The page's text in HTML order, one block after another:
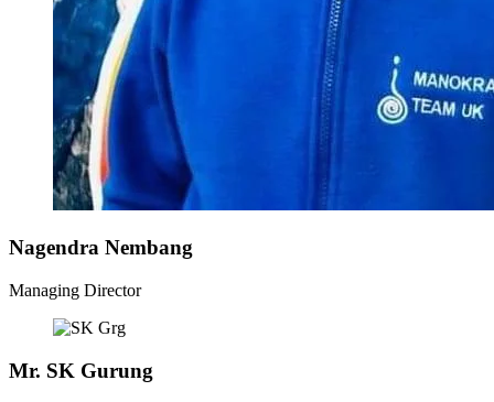
Nagendra Nembang
Managing Director
Mr. SK Gurung